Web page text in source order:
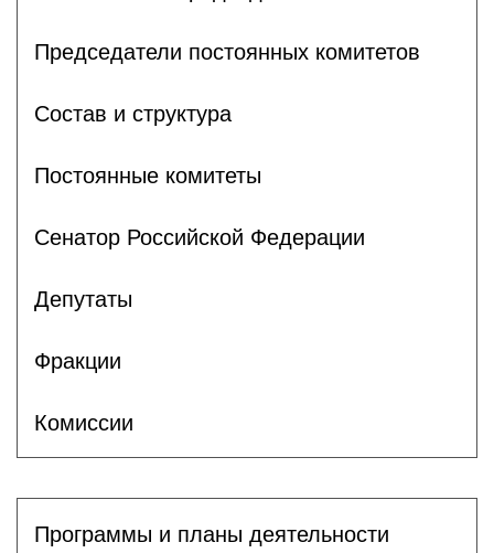
Председатели постоянных комитетов
Состав и структура
Постоянные комитеты
Сенатор Российской Федерации
Депутаты
Фракции
Комиссии
Программы и планы деятельности